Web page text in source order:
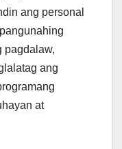
ang personal
pagdalaw,
ang
at